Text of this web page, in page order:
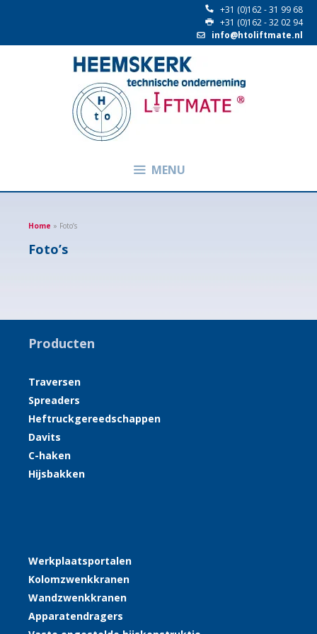
+31 (0)162 - 31 99 68
+31 (0)162 - 32 02 94
info@htoliftmate.nl
MENU
Home » Foto’s
Foto’s
Producten
Traversen
Spreaders
Heftruckgereedschappen
Davits
C-haken
Hijsbakken
Werkplaatsportalen
Kolomzwenkkranen
Wandzwenkkranen
Apparatendragers